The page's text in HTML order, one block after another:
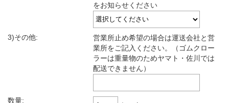
をお知らせください
3)その他:
営業所止め希望の場合は運送会社と営
業所をご記入ください。（ゴムクロー
ラーは重量物のためヤマト・佐川では
配送できません）
数量: